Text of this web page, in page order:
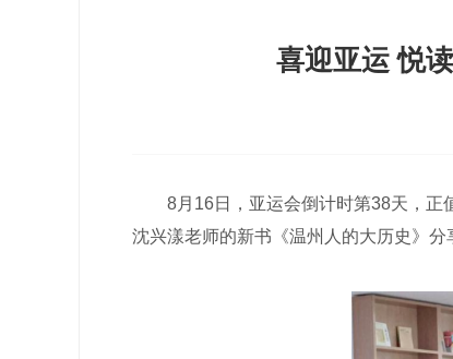
喜迎亚运 悦
8月16日，亚运会倒计时第38天，正值
沈兴漾老师的新书《温州人的大历史》